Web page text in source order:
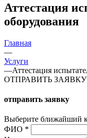
Аттестация
оборудования
Главная
—
Услуги
—Аттестация
ОТПРАВИТЬ
отправить заявку
Выберите ближайший
ФИО *